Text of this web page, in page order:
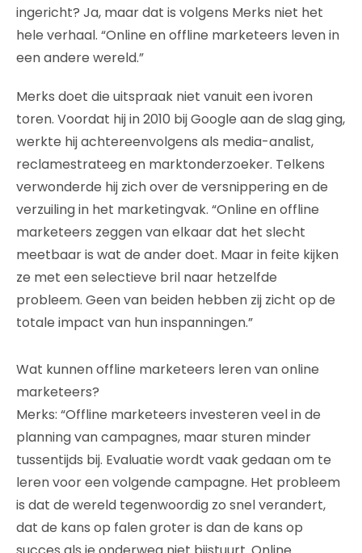
ingericht? Ja, maar dat is volgens Merks niet het
hele verhaal. “Online en offline marketeers leven in
een andere wereld.”
Merks doet die uitspraak niet vanuit een ivoren
toren. Voordat hij in 2010 bij Google aan de slag ging,
werkte hij achtereenvolgens als media-analist,
reclamestrateeg en marktonderzoeker. Telkens
verwonderde hij zich over de versnippering en de
verzuiling in het marketingvak. “Online en offline
marketeers zeggen van elkaar dat het slecht
meetbaar is wat de ander doet. Maar in feite kijken
ze met een selectieve bril naar hetzelfde
probleem. Geen van beiden hebben zij zicht op de
totale impact van hun inspanningen.”
Wat kunnen offline marketeers leren van online
marketeers?
Merks: “Offline marketeers investeren veel in de
planning van campagnes, maar sturen minder
tussentijds bij. Evaluatie wordt vaak gedaan om te
leren voor een volgende campagne. Het probleem
is dat de wereld tegenwoordig zo snel verandert,
dat de kans op falen groter is dan de kans op